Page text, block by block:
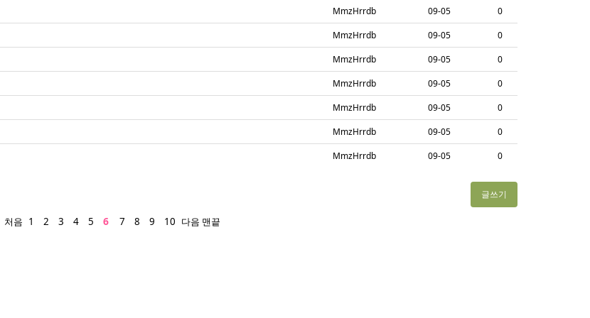
MmzHrrdb 09-05
0
MmzHrrdb 09-05
0
MmzHrrdb 09-05
0
MmzHrrdb 09-05
0
MmzHrrdb 09-05
0
MmzHrrdb 09-05
0
MmzHrrdb 09-05 0
글쓰기
처음 1 2 3 4 5 6 7 8 9 10 다음 맨끝